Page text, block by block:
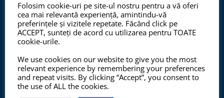
ISO 9001:2015, ISO 14001:2015
Certificatul Sistemului de Management al Calității
ISO9001:2015 și Certificatul Sistemului de Management
al Mediului ISO14001:2015.
Folosim cookie-uri pe site-ul nostru pentru a vă oferi
cea mai relevantă experiență, amintindu-vă
preferințele și vizitele repetate. Făcând click pe
ACCEPT, sunteți de acord cu utilizarea pentru TOATE
cookie-urile.
We use cookies on our website to give you the most
relevant experience by remembering your preferences
and repeat visits. By clicking “Accept”, you consent to
the use of ALL the cookies.